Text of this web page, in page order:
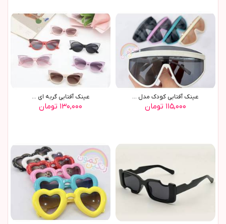
عينک آفتابي کودک مدل ...
۱۱۵,۰۰۰ تومان
عينک آفتابي گربه اي ...
۱۳۰,۰۰۰ تومان